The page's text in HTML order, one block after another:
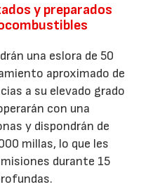
y preparados
una eslora de 50
aproximado de
a su elevado grado
con una
y dispondrán de
millas, lo que les
durante 15